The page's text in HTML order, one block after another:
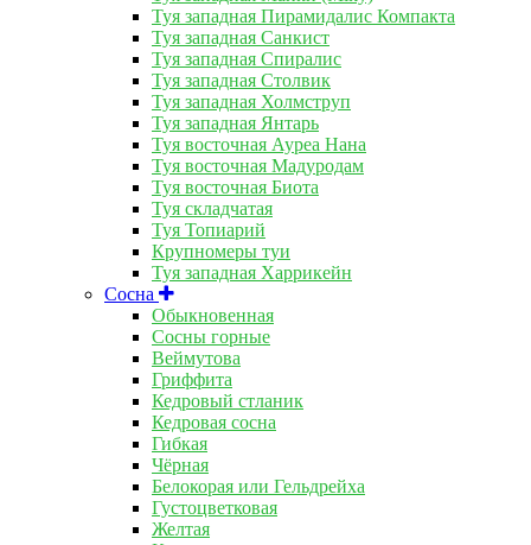
Туя западная Пирамидалис Компакта
Туя западная Санкист
Туя западная Спиралис
Туя западная Столвик
Туя западная Холмструп
Туя западная Янтарь
Туя восточная Ауреа Нана
Туя восточная Мадуродам
Туя восточная Биота
Туя складчатая
Туя Топиарий
Крупномеры туи
Туя западная Харрикейн
Сосна
Обыкновенная
Сосны горные
Веймутова
Гриффита
Кедровый стланик
Кедровая сосна
Гибкая
Чёрная
Белокорая или Гельдрейха
Густоцветковая
Желтая